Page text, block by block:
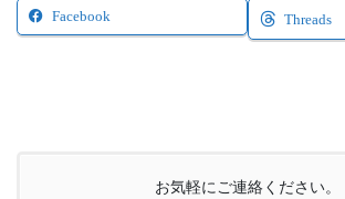
Facebook Threads
お気軽にご連絡ください。